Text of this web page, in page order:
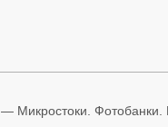
— Микростоки. Фотобанки.